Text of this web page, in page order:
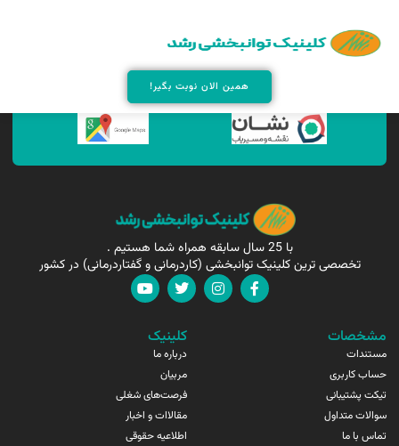
همین الان نوبت بگیر!
همین الان مارا پیدا کنید !
با 25 سال سابقه همراه شما هستیم .
تخصصی ترین کلینیک توانبخشی (کاردرمانی و گفتاردرمانی) در کشور
مشخصات
مستندات
حساب کاربری
تیکت پشتیبانی
سوالات متداول
تماس با ما
کلینیک
درباره ما
مربیان
فرصت‌های شغلی
مقالاات و اخبار
اطلاعیه حقوقی